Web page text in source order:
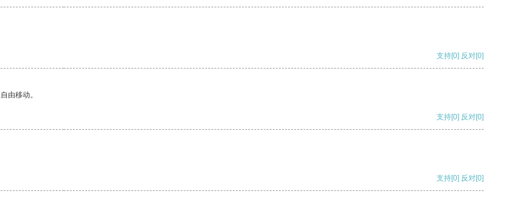
支持[0] 反对[0]
由移动。
支持[0] 反对[0]
支持[0] 反对[0]